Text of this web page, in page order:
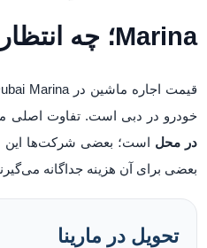
Marina؛ چه انتظاری داشته باشیم؟
خودرو در دبی است. تفاوت اصلی
در محل است؛ بعضی شرکت‌ها این
بعضی برای آن هزینه جداگانه
تحویل در مارینا